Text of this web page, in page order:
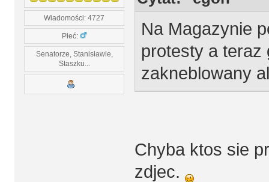
Wiadomości: 4727
Płeć:
Senatorze, Stanisławie,
Staszku...
Na Magazynie
protesty a teraz
zakneblowany
Chyba ktos sie
zdjec.